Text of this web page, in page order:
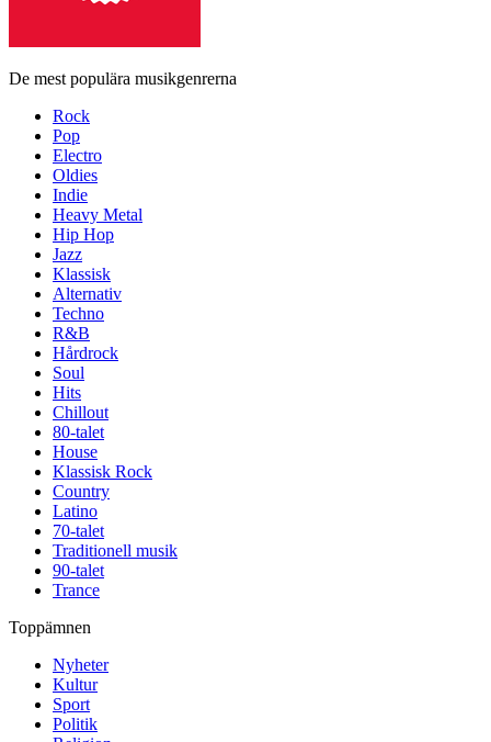
De mest populära musikgenrerna
Rock
Pop
Electro
Oldies
Indie
Heavy Metal
Hip Hop
Jazz
Klassisk
Alternativ
Techno
R&B
Hårdrock
Soul
Hits
Chillout
80-talet
House
Klassisk Rock
Country
Latino
70-talet
Traditionell musik
90-talet
Trance
Toppämnen
Nyheter
Kultur
Sport
Politik